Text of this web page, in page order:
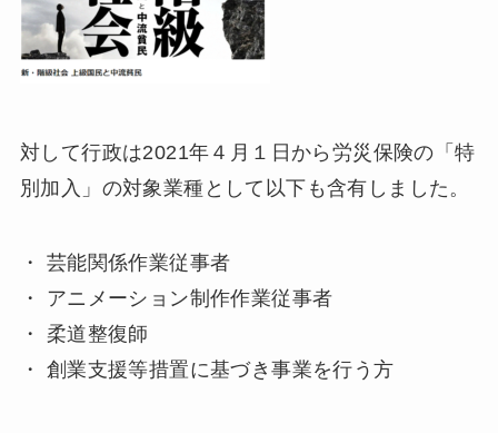
対して行政は2021年４月１日から労災保険の「特
別加入」の対象業種として以下も含有しました。
・ 芸能関係作業従事者
・ アニメーション制作作業従事者
・ 柔道整復師
・ 創業支援等措置に基づき事業を行う方